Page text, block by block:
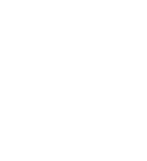
mer effekt)